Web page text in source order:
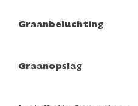
Graanbeluchting
Graanopslag